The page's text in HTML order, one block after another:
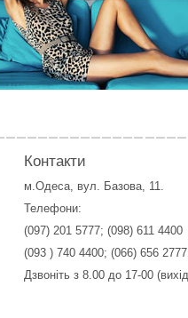
Контакти
м.Одеса, вул. Базова, 11.
Телефони:
(097) 201 5777; (098) 611 4400
(093 ) 740 4400; (066) 656 2777
Дзвоніть з 8.00 до 17-00